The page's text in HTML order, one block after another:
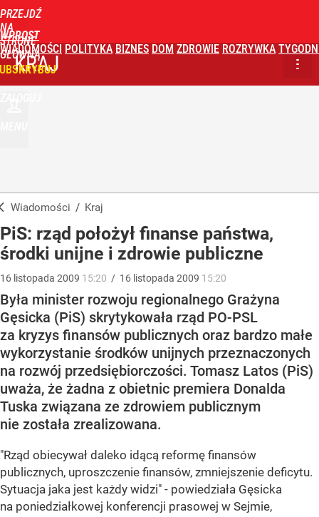
PRZEJDŹ
NA
STRONĘ
GŁÓWNĄ
WPROST
WIADOMOŚCI POLITYKA BIZNES DOM ZDROWIE ROZRYWKA
KRAJ
Wiadomości / Kraj
PiS: rząd położył finanse państwa,
środki unijne i zdrowie publiczne
16 listopada 2009 15:20 / 16 listopada 2009 15:20
Była minister rozwoju regionalnego Grażyna
Gęsicka (PiS) skrytykowała rząd PO-PSL
za kryzys finansów publicznych oraz bardzo małe
wykorzystanie środków unijnych przeznaczonych
na rozwój przedsiębiorczości. Tomasz Latos (PiS)
uważa, że żadna z obietnic premiera Donalda
Tuska związana ze zdrowiem publicznym
nie została zrealizowana.
"Rząd obiecywał daleko idącą reformę finansów
publicznych, uproszczenie finansów, zmniejszenie deficytu.
Sytuacja jaka jest każdy widzi" - powiedziała Gęsicka
na poniedziałkowej konferencji prasowej w Sejmie,